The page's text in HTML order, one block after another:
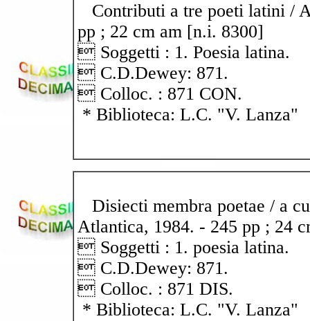
Contributi a tre poeti latini /
pp ; 22 cm am [n.i. 8300]
 Soggetti : 1. Poesia latina.
 C.D.Dewey: 871.
 Colloc. : 871 CON.
* Biblioteca: L.C. "V. Lanza"
Disiecti membra poetae / a
Atlantica, 1984. - 245 pp ; 24
 Soggetti : 1. poesia latina.
 C.D.Dewey: 871.
 Colloc. : 871 DIS.
* Biblioteca: L.C. "V. Lanza"